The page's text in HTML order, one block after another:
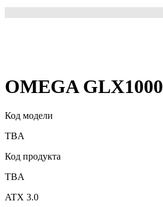
OMEGA GLX1000
Код модели
TBA
Код продукта
TBA
ATX 3.0